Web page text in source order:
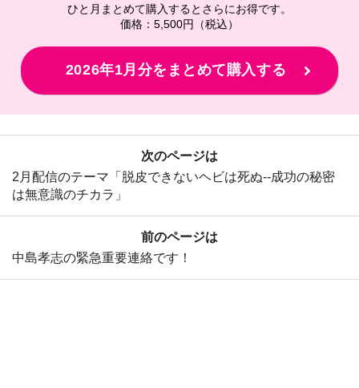
ひと月まとめて購入するとさらにお得です。
価格：5,500円（税込）
2026年1月分をまとめて購入する
前のページは
中島孝志の緊急重要連絡です！
次のページは
2月配信のテーマ「脱皮できないヘビは死ぬ--成功の秘密
は無意識のチカラ」